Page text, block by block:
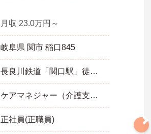
月収 23.0万円～
岐阜県 関市 稲口845
長良川鉄道「関口駅」徒歩19分
ケアマネジャー（介護支援専門員）必須 経験3年以上必須
正社員(正職員)